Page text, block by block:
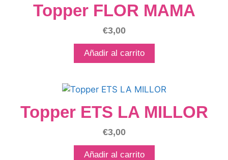
Topper FLOR MAMA
€3,00
Añadir al carrito
Topper ETS LA MILLOR
€3,00
Añadir al carrito